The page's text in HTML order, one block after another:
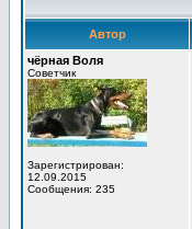
Автор
чёрная Воля
Советчик
Зарегистрирован:
12.09.2015
Сообщения: 235